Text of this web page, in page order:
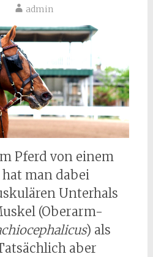
admin
Pferd von einem
hat man dabei
Unterhals
(Oberarm-
) als
aber